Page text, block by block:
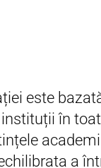
este
în
a